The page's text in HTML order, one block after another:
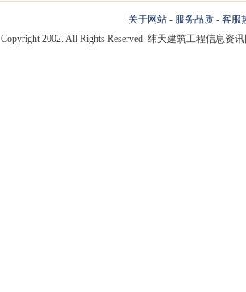
关于网站 - 服务品质 - 客服
Copyright 2002. All Rights Reserved. 纬天建筑工程信息资